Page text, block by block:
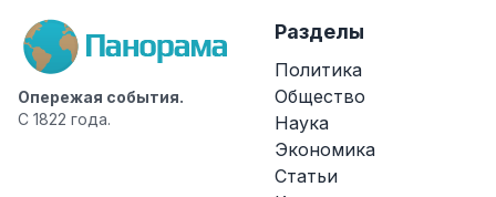
Опережая события.
С 1822 года.
Разделы
Политика
Общество
Наука
Экономика
Статьи